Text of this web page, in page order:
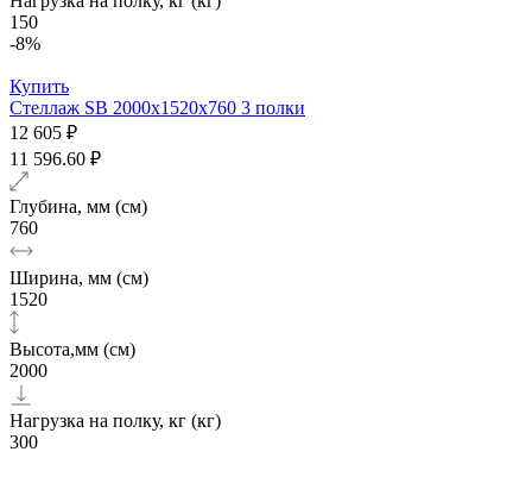
150
-8%
Купить
Стеллаж SB 2000х1520x760 3 полки
12 605 ₽
11 596.60 ₽
Глубина, мм (см)
760
Ширина, мм (см)
1520
Высота,мм (см)
2000
Нагрузка на полку, кг (кг)
300